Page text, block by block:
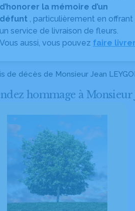
d’honorer la mémoire d’un
défunt , particulièrement en offrant
un service de livraison de fleurs.
Vous aussi, vous pouvez faire
de décès de Monsieur Jean
hommage à